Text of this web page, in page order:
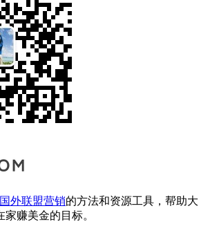
国外联盟营销的方法和资源工具，帮助大
赚美金的目标。